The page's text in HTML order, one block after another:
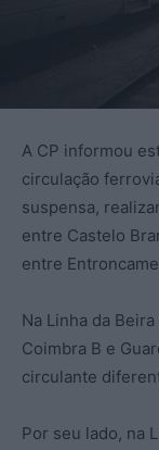
A CP informou
circulação
suspensa,
entre Castelo
entre
Na Linha da
Coimbra B e
circulante
Por seu lado, na